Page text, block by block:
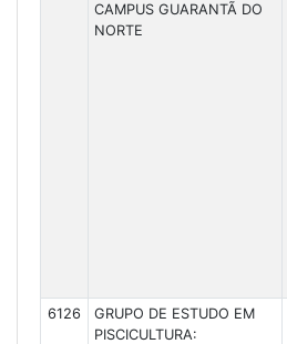
CAMPUS GUARANTÃ DO
NORTE
6126
GRUPO DE ESTUDO EM
PISCICULTURA: